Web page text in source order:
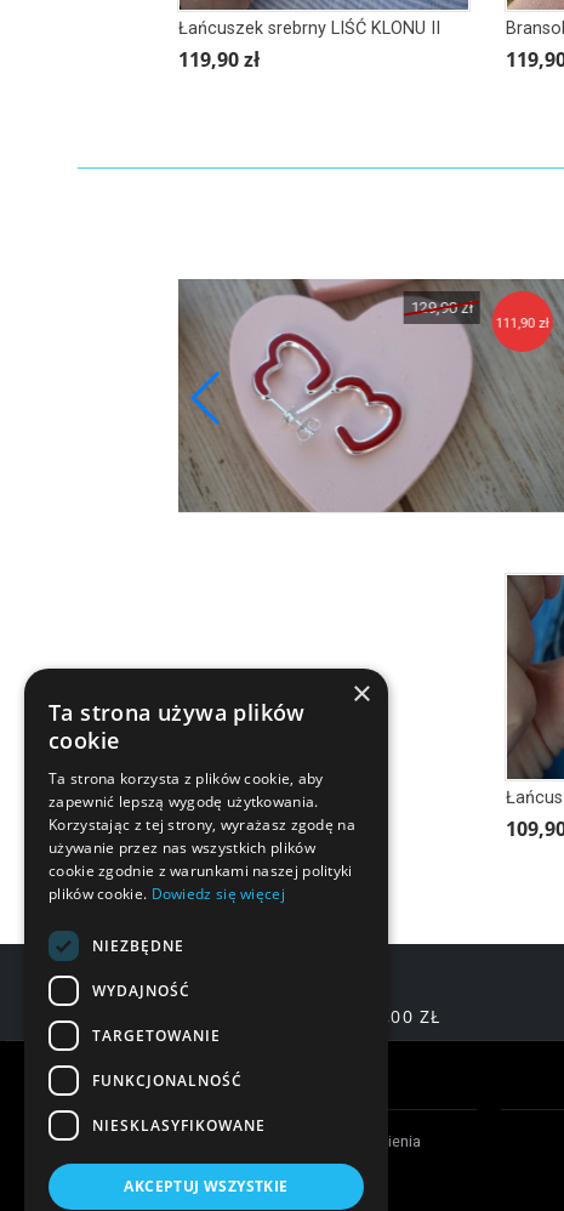
Łańcuszek srebrny LIŚĆ KLONU II
119,90 zł
132,90 zł
DARMOWA DOSTAWA OD 200,00 ZŁ
Czas realizacji zamówienia
Formy płatności
×
Ta strona używa plików
cookie
Ta strona korzysta z plików cookie, aby
zapewnić lepszą wygodę użytkowania.
Korzystając z tej strony, wyrażasz zgodę na
używanie przez nas wszystkich plików
cookie zgodnie z warunkami naszej polityki
plików cookie. Dowiedz się więcej
NIEZBĘDNE
WYDAJNOŚĆ
TARGETOWANIE
FUNKCJONALNOŚĆ
NIESKLASYFIKOWANE
AKCEPTUJ WSZYSTKIE